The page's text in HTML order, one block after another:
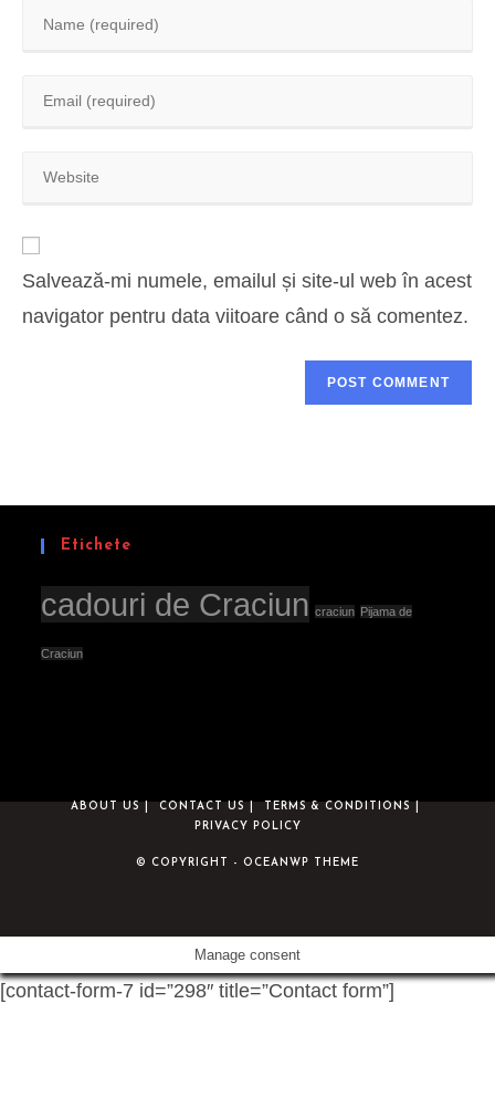
Salvează-mi numele, emailul și site-ul web în acest
navigator pentru data viitoare când o să comentez.
Etichete
cadouri de Craciun craciun Pijama de
Craciun
ABOUT US CONTACT US
TERMS & CONDITIONS
PRIVACY POLICY
© COPYRIGHT - OCEANWP THEME
Manage consent
[contact-form-7 id=”298″ title=”Contact form”]